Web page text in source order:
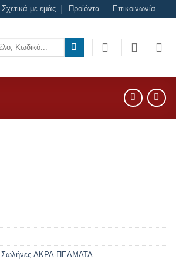
Σχετικά με εμάς Προϊόντα Επικοινωνία
Σωλήνες-ΑΚΡΑ-ΠΕΛΜΑΤΑ